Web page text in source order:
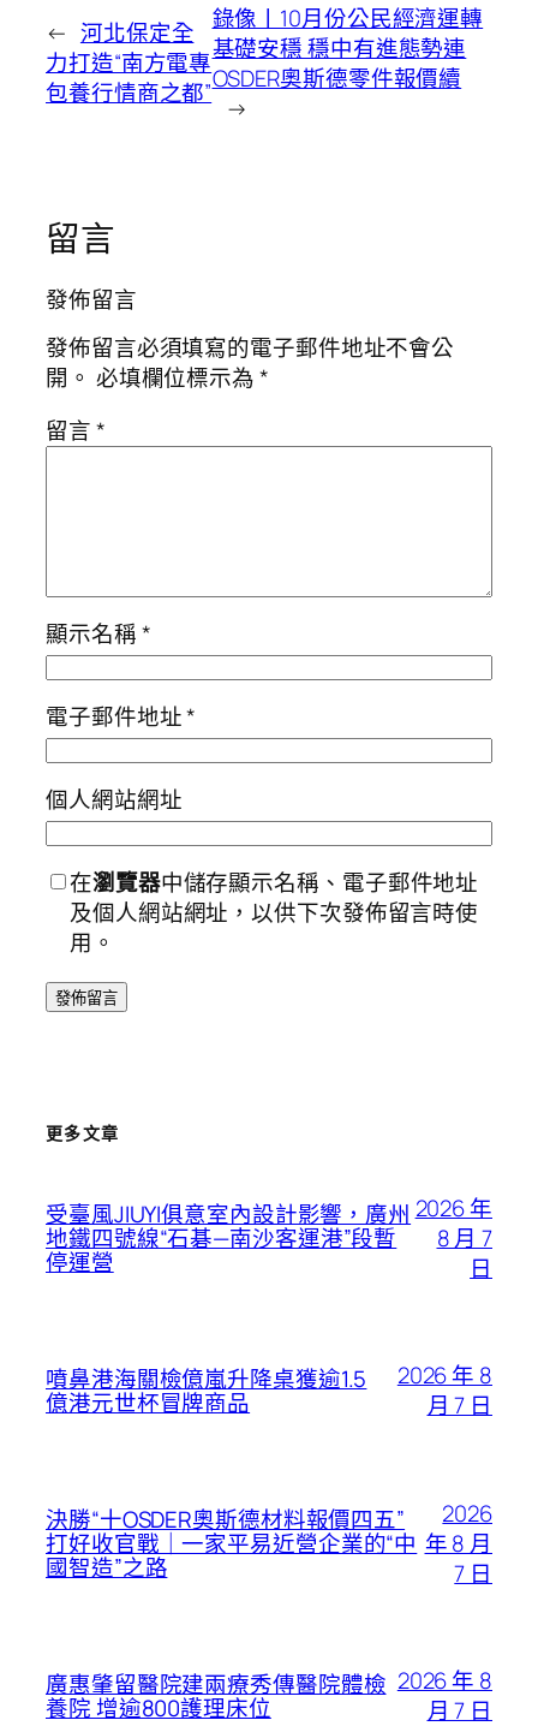
← 河北保定全
力打造“南方電專
包養行情商之都”
錄像丨10月份公民經濟運轉
基礎安穩 穩中有進態勢連
OSDER奧斯德零件報價續
→
留言
發佈留言
發佈留言必須填寫的電子郵件地址不會公
開。 必填欄位標示為*
留言*
顯示名稱*
電子郵件地址*
個人網站網址
在瀏覽器中儲存顯示名稱、電子郵件地址
及個人網站網址，以供下次發佈留言時使
用。
更多文章
受臺風JIUYI俱意室內設計影響，廣州
地鐵四號線“石碁—南沙客運港”段暫
停運營
2026 年
8 月 7
日
噴鼻港海關檢億嵐升降桌獲逾1.5
億港元世杯冒牌商品
2026 年 8
月 7 日
決勝“十OSDER奧斯德材料報價四五”
打好收官戰｜一家平易近營企業的“中
國智造”之路
2026
年 8 月
7 日
廣惠肇留醫院建兩療秀傳醫院體檢
養院 增逾800護理床位
2026 年 8
月 7 日